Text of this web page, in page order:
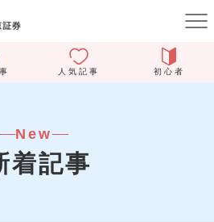
人気記事 初心者
New
着記事